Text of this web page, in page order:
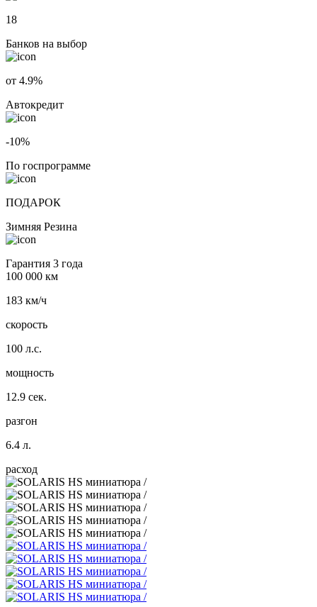
18
Банков на выбор
от 4.9%
Автокредит
-10%
По госпрограмме
ПОДАРОК
Зимняя Резина
Гарантия 3 года
100 000 км
183 км/ч
скорость
100 л.с.
мощность
12.9 сек.
разгон
6.4 л.
расход